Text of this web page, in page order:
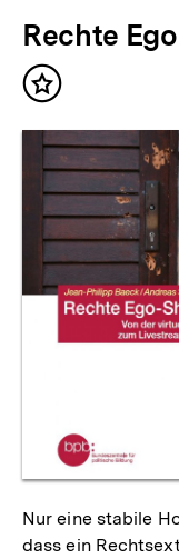
Rechte
Inhalt
Nur eine stabile
dass ein